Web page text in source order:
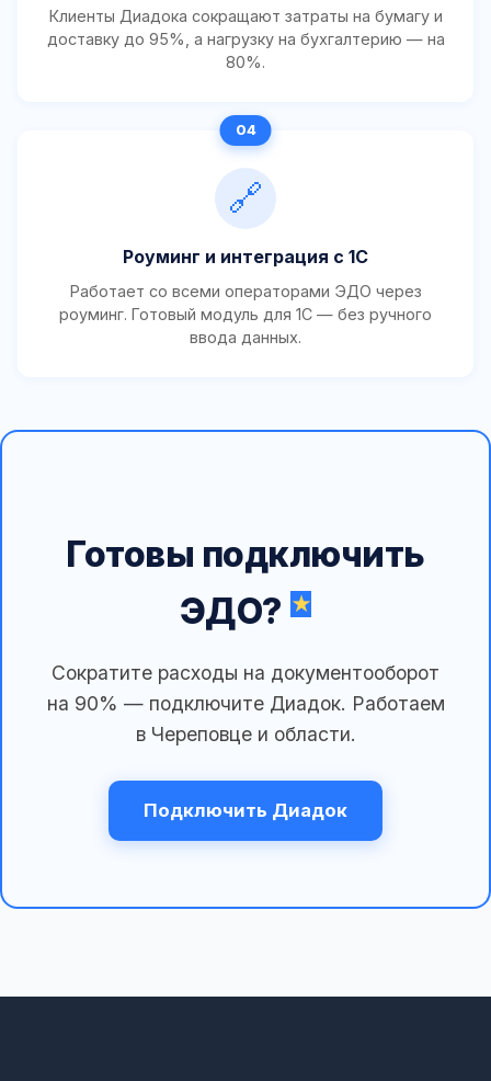
Клиенты Диадока сокращают затраты на бумагу и
доставку до 95%, а нагрузку на бухгалтерию — на
80%.
🔗
Роуминг и интеграция с 1С
Работает со всеми операторами ЭДО через
роуминг. Готовый модуль для 1С — без ручного
ввода данных.
Готовы подключить
ЭДО?
Сократите расходы на документооборот
на 90% — подключите Диадок. Работаем
в Череповце и области.
Подключить Диадок